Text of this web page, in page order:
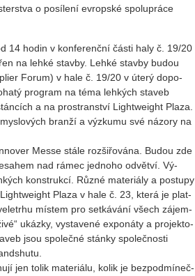
o po­sí­le­ní ev­rop­ské spo­lu­prá­ce
14 hodin v kon­fe­renč­ní části haly č. 19/20
na lehké stav­by. Lehké stav­by budou
Forum) v hale č. 19/20 v úterý do­po­
pro­gram na téma leh­kých sta­veb
a na pro­stran­ství Li­gh­twei­ght Plaza.
bran­ží a vý­zku­mu své ná­zo­ry na
Messe stále roz­ši­řo­vá­na. Budou zde
nad rámec jed­no­ho od­vět­ví. Vý­
kon­struk­cí. Různé ma­te­ri­á­ly a po­stu­py
Plaza v hale č. 23, která je plat­
mís­tem pro se­tká­vá­ní všech zá­jem­
ukáz­ky, vy­sta­ve­né ex­po­ná­ty a pro­jek­to­
jsou spo­leč­né stán­ky spo­leč­nos­ti
jen tolik ma­te­ri­á­lu, kolik je bez­pod­mí­neč­